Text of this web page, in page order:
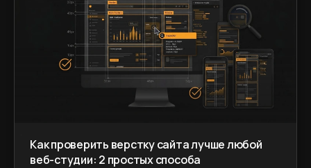
Как проверить верстку сайта лучше любой
веб-студии: 2 простых способа